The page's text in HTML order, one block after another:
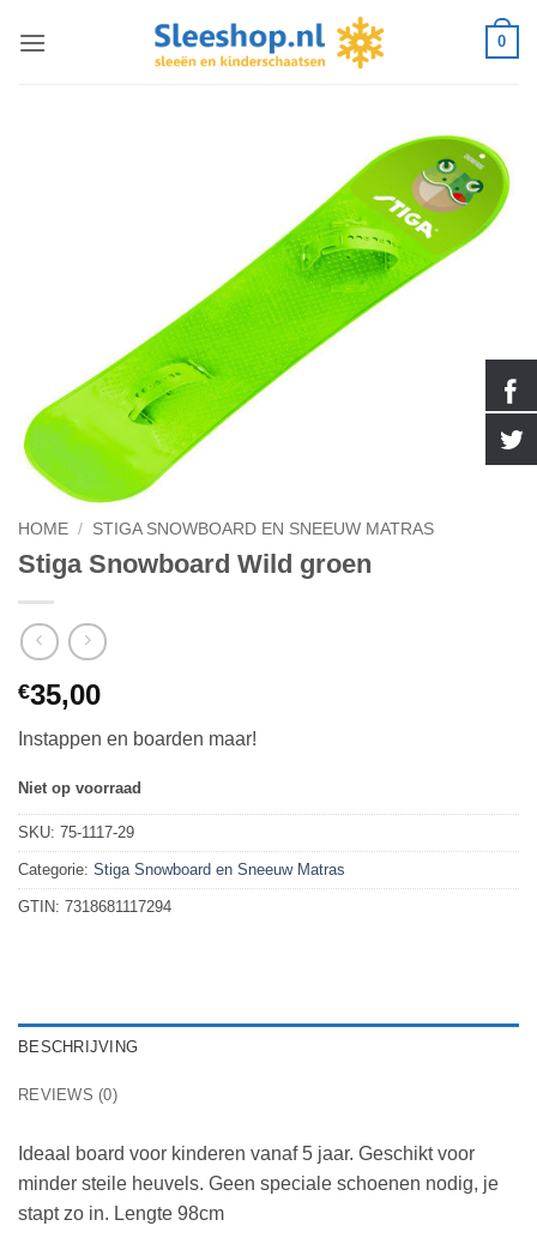
naar
0
HOME / STIGA SNOWBOARD EN SNEEUW MATRAS
Stiga Snowboard Wild groen
€35,00
Instappen en boarden maar!
Niet op voorraad
SKU: 75-1117-29
Categorie: Stiga Snowboard en Sneeuw Matras
GTIN: 7318681117294
BESCHRIJVING
REVIEWS (0)
Ideaal board voor kinderen vanaf 5 jaar. Geschikt voor
minder steile heuvels. Geen speciale schoenen nodig, je
stapt zo in. Lengte 98cm